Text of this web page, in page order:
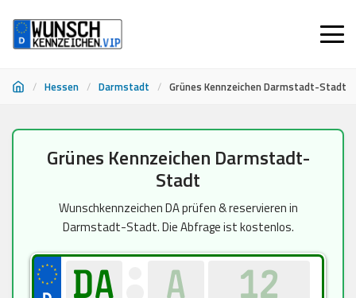
/ Hessen / Darmstadt / Grünes Kennzeichen Darmstadt-Stadt
Grünes Kennzeichen Darmstadt-
Stadt
Wunschkennzeichen DA prüfen & reservieren in
Darmstadt-Stadt. Die Abfrage ist kostenlos.